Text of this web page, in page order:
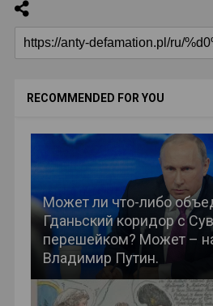
RECOMMENDED FOR YOU
Может ли что-либо
Гданьский коридор с
перешейком? Может –
Владимир Путин.